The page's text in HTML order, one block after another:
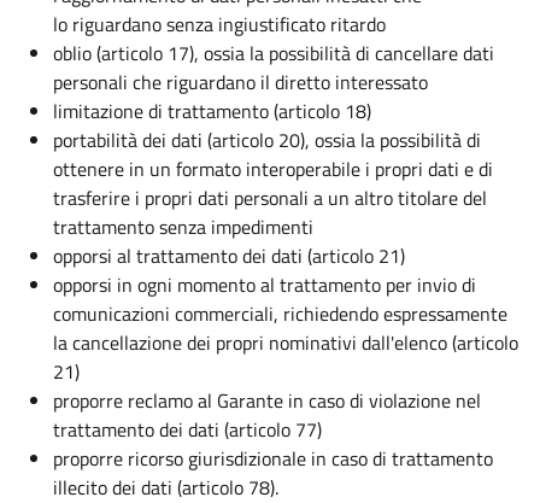
lo riguardano senza ingiustificato ritardo
oblio (articolo 17), ossia la possibilità di cancellare dati
personali che riguardano il diretto interessato
limitazione di trattamento (articolo 18)
portabilità dei dati (articolo 20), ossia la possibilità di
ottenere in un formato interoperabile i propri dati e di
trasferire i propri dati personali a un altro titolare del
trattamento senza impedimenti
opporsi al trattamento dei dati (articolo 21)
opporsi in ogni momento al trattamento per invio di
comunicazioni commerciali, richiedendo espressamente
la cancellazione dei propri nominativi dall'elenco (articolo
21)
proporre reclamo al Garante in caso di violazione nel
trattamento dei dati (articolo 77)
proporre ricorso giurisdizionale in caso di trattamento
illecito dei dati (articolo 78).